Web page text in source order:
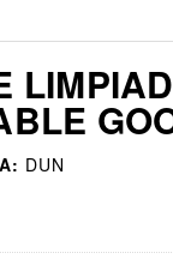
DUN